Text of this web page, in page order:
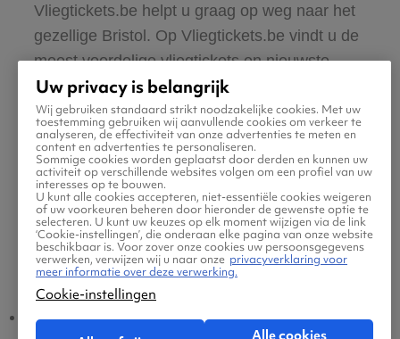
Vliegtickets.be helpt u graag op weg naar het
gezellige Bristol. Op Vliegtickets.be vindt u de
meest voordelige vliegtickets en nieuwste
aanbiedingen in ons gebruiksvriendelijke
zoeksysteem. Vind nu uw vliegtickets naar
Bristol en reis af naar het Verenigd Koninkrijk!
Populaire vluchten
Bristol - Brussel Brussel - Bristol
Uw privacy is belangrijk
Wij gebruiken standaard strikt noodzakelijke cookies. Met uw
toestemming gebruiken wij aanvullende cookies om verkeer te
analyseren, de effectiviteit van onze advertenties te meten en
content en advertenties te personaliseren.
Sommige cookies worden geplaatst door derden en kunnen uw
activiteit op verschillende websites volgen om een profiel van uw
interesses op te bouwen.
U kunt alle cookies accepteren, niet-essentiële cookies weigeren
of uw voorkeuren beheren door hieronder de gewenste optie te
selecteren. U kunt uw keuzes op elk moment wijzigen via de link
‘Cookie-instellingen’, die onderaan elke pagina van onze website
beschikbaar is. Voor zover onze cookies uw persoonsgegevens
verwerken, verwijzen wij u naar onze privacyverklaring voor
meer informatie over deze verwerking.
Cookie-instellingen
Alle cookies